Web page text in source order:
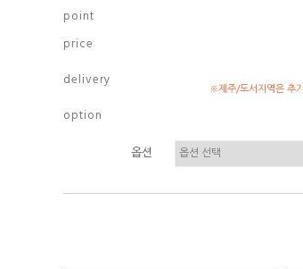
p o i n t
p r i c e
d e l i v e r y
※제주/도서지역은 추
o p t i o n
옵션